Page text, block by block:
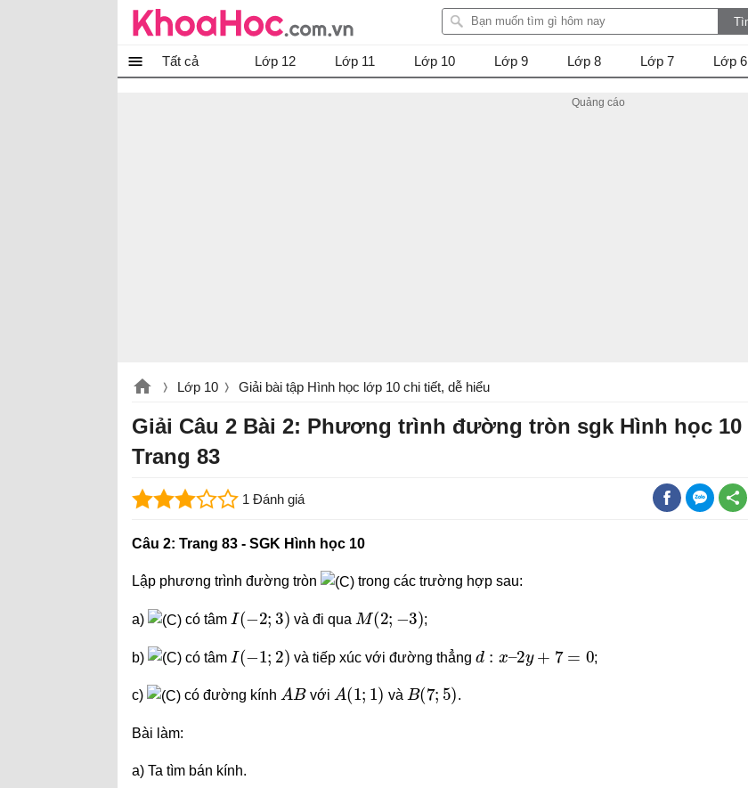
Tất cả Lớp 12 Lớp 11 Lớp 10 Lớp 9 Lớp 8 Lớp 7 Lớp 6
Lớp 10 Giải bài tập Hình học lớp 10 chi tiết, dễ hiểu
Giải Câu 2 Bài 2: Phương trình đường tròn sgk Hình học 10
Trang 83
1 Đánh giá
Câu 2: Trang 83 - SGK Hình học 10
Lập phương trình đường tròn trong các trường hợp sau:
a) có tâm
I(− ;3 )
và đi qua
M(2; )
;
b) có tâm
I(− ; )
và tiếp xúc với đường thẳng
d 2y =0
;
c) có đường kính
A B
với
A (1 1)
và
B(7; 5)
.
Bài làm:
a) Ta tìm bán kính.